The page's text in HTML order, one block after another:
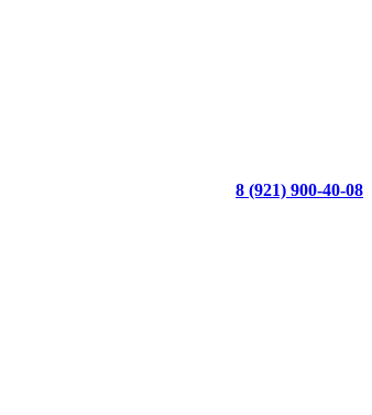
8 (921) 900-40-08